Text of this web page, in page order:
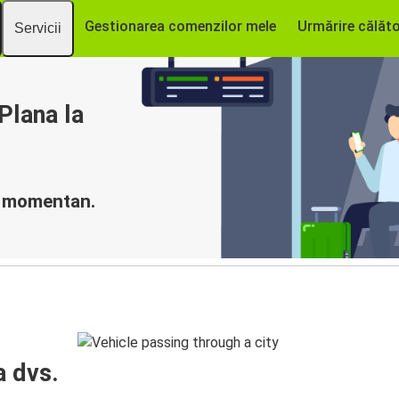
Servicii Gestionarea comenzilor mele Urmărire
la
dvs.